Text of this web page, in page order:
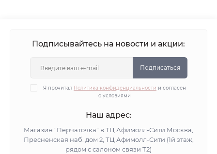
Вязаные бордовые шапки
Шапки вязаные голубые
Вязаные шапки с пайетками
Вязаные шапки со стразами
Вязаные шапки из хлопка
Шапки вязаные с флисом
Вязаные шапки альпака
Шапки вязаные мохер
Хлопковые вязаные шапки
Подписывайтесь на новости и акции:
Подписаться
Я прочитал Политика конфиденциальности и согласен
с условиями
Наш адрес:
Магазин "Перчаточка" в ТЦ Афимолл-Сити Москва,
Пресненская наб. дом 2, ТЦ Афимолл-Сити (1й этаж,
рядом с салоном связи Т2)